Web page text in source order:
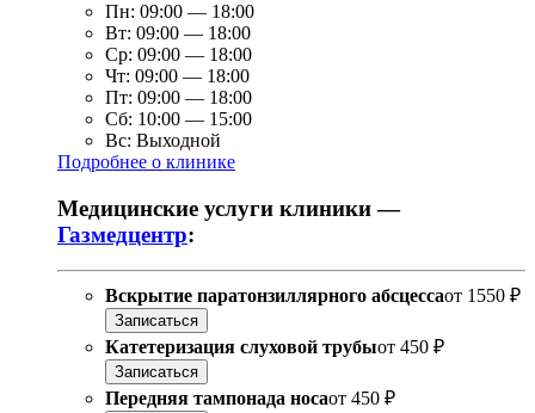
Пн: 09:00 — 18:00
Вт: 09:00 — 18:00
Ср: 09:00 — 18:00
Чт: 09:00 — 18:00
Пт: 09:00 — 18:00
Сб: 10:00 — 15:00
Вс: Выходной
Подробнее о клинике
Медицинские услуги клиники —
Газмедцентр:
Вскрытие паратонзиллярного абсцессаот 1550 ₽
Записаться
Катетеризация слуховой трубыот 450 ₽
Записаться
Передняя тампонада носаот 450 ₽